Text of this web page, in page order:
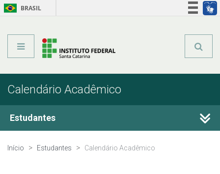
BRASIL
Calendário Acadêmico
Estudantes
Guia do Estudante
Início Estudantes Calendário Acadêmico